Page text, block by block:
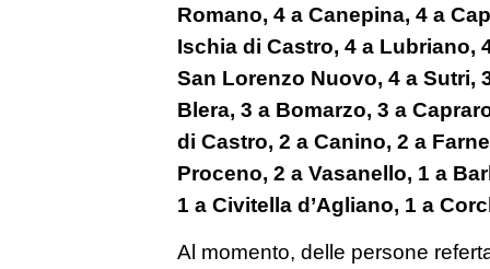
Romano, 4 a Canepina, 4 a
Ischia di Castro, 4 a Lubriano,
San Lorenzo Nuovo, 4 a Sutri,
Blera, 3 a Bomarzo, 3 a
di Castro, 2 a Canino, 2 a
Proceno, 2 a Vasanello, 1 a
1 a Civitella d’Agliano, 1 a
Al momento, delle persone